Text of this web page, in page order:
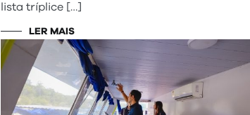
lista tríplice […]
LER MAIS